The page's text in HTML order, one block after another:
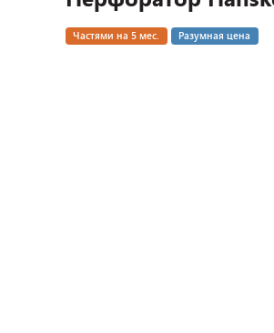
Частями на 5 мес. Разумная цена